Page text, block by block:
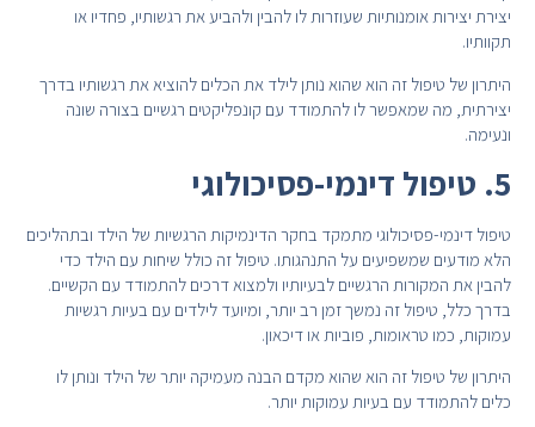
יצירת יצירות אומנותיות שעוזרות לו להבין ולהביע את רגשותיו, פחדיו או
תקוותיו.
היתרון של טיפול זה הוא שהוא נותן לילד את הכלים להוציא את רגשותיו בדרך
יצירתית, מה שמאפשר לו להתמודד עם קונפליקטים רגשיים בצורה שונה
ונעימה.
5. טיפול דינמי-פסיכולוגי
טיפול דינמי-פסיכולוגי מתמקד בחקר הדינמיקות הרגשיות של הילד ובתהליכים
הלא מודעים שמשפיעים על התנהגותו. טיפול זה כולל שיחות עם הילד כדי
להבין את המקורות הרגשיים לבעיותיו ולמצוא דרכים להתמודד עם הקשיים.
בדרך כלל, טיפול זה נמשך זמן רב יותר, ומיועד לילדים עם בעיות רגשיות
עמוקות, כמו טראומות, פוביות או דיכאון.
היתרון של טיפול זה הוא שהוא מקדם הבנה מעמיקה יותר של הילד ונותן לו
כלים להתמודד עם בעיות עמוקות יותר.